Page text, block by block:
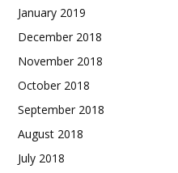
January 2019
December 2018
November 2018
October 2018
September 2018
August 2018
July 2018